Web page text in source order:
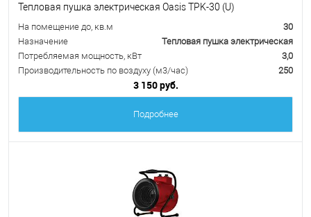
Тепловая пушка электрическая Oasis TPK-30 (U)
На помещение до, кв.м
30
Назначение
Тепловая пушка электрическая
Потребляемая мощность, кВт
3,0
Производительность по воздуху (м3/час)
250
3 150 руб.
Подробнее